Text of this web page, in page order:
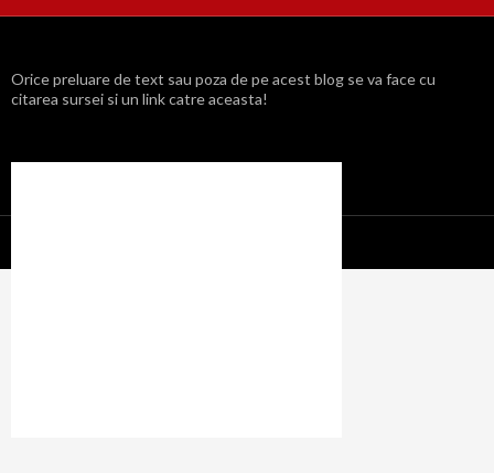
Orice preluare de text sau poza de pe acest blog se va face cu
citarea sursei si un link catre aceasta!